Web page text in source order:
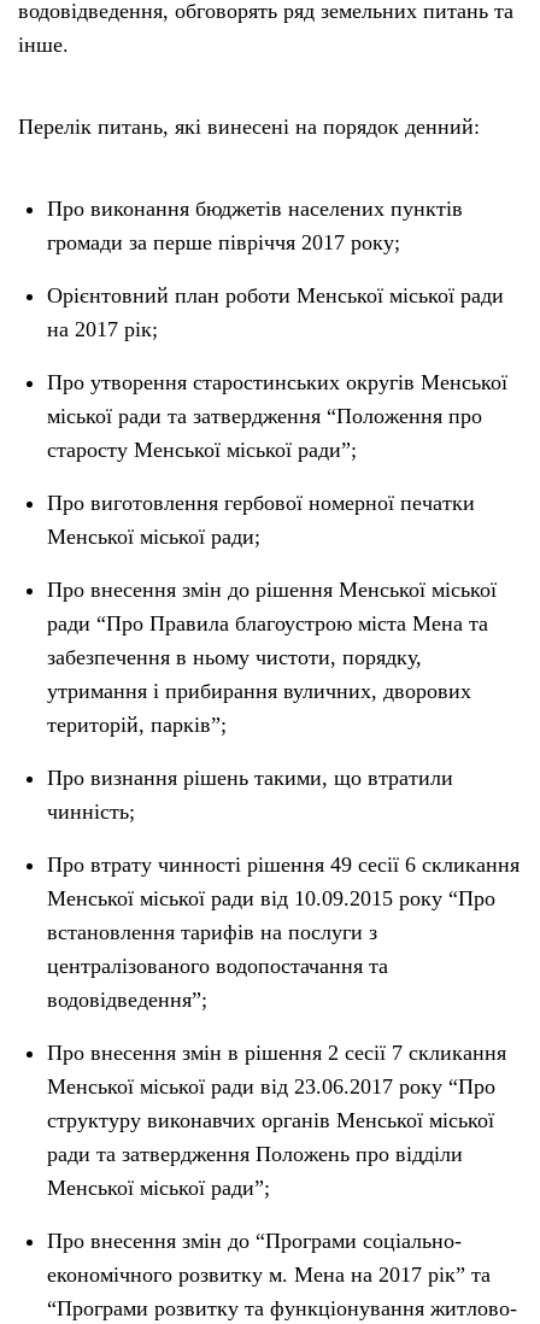
водовідведення, обговорять ряд земельних питань та
інше.
Перелік питань, які винесені на порядок денний:
Про виконання бюджетів населених пунктів
громади за перше півріччя 2017 року;
Орієнтовний план роботи Менської міської ради
на 2017 рік;
Про утворення старостинських округів Менської
міської ради та затвердження “Положення про
старосту Менської міської ради”;
Про виготовлення гербової номерної печатки
Менської міської ради;
Про внесення змін до рішення Менської міської
ради “Про Правила благоустрою міста Мена та
забезпечення в ньому чистоти, порядку,
утримання і прибирання вуличних, дворових
територій, парків”;
Про визнання рішень такими, що втратили
чинність;
Про втрату чинності рішення 49 сесії 6 скликання
Менської міської ради від 10.09.2015 року “Про
встановлення тарифів на послуги з
централізованого водопостачання та
водовідведення”;
Про внесення змін в рішення 2 сесії 7 скликання
Менської міської ради від 23.06.2017 року “Про
структуру виконавчих органів Менської міської
ради та затвердження Положень про відділи
Менської міської ради”;
Про внесення змін до “Програми соціально-
економічного розвитку м. Мена на 2017 рік” та
“Програми розвитку та функціонування житлово-